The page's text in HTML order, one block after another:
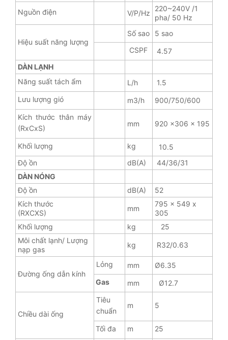
Nguồn điện V/P/Hz
220~240V /1
pha/ 50 Hz
Hiệu suất năng lượng
Số sao
5 sao
CSPF
4.57
DÀN LẠNH
Năng suất tách ẩm
L/h
1.5
Lưu lượng gió
m3/h
900/750/600
Kích thước thân máy
(RxCxS)
mm 920 x306 x 195
Khối lượng kg
10.5
Độ ồn
dB(A)
44/36/31
DÀN NÓNG
Độ ồn
dB(A)
52
Kích thước
(RXCXS)
mm
795 x 549 x
305
Khối lượng
kg
25
Môi chất lạnh/ Lượng
nạp gas
kg R32/0.63
Đường ống dẫn kính
Lỏng mm
Ø6.35
Gas
mm Ø12.7
Chiều dài ống
Tiêu
chuẩn
m 5
Tối đa m
25